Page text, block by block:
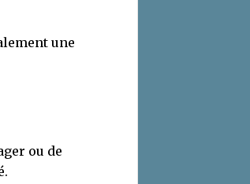
une
ou de